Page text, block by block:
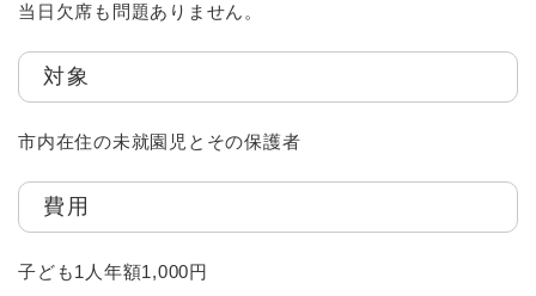
当日欠席も問題ありません。
対象
市内在住の未就園児とその保護者
費用
子ども1人年額1,000円